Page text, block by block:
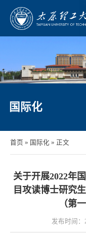
国际化
首页 » 国际化 » 正文
关于开展2022年
目攻读博士研究
（第
发布时间：